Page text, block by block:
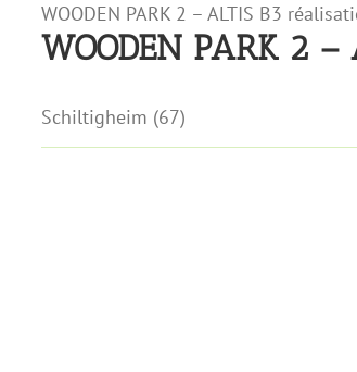
WOODEN PARK 2 – ALTIS B3
WOODEN PARK 2 –
Schiltigheim (67)